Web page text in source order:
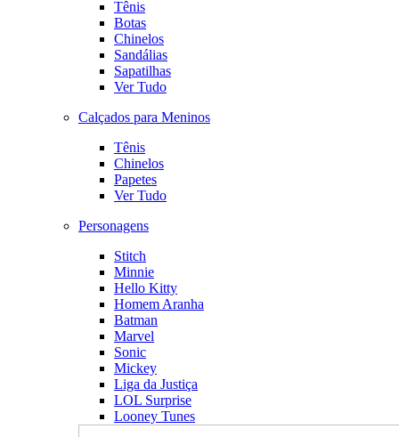
Tênis
Botas
Chinelos
Sandálias
Sapatilhas
Ver Tudo
Calçados para Meninos
Tênis
Chinelos
Papetes
Ver Tudo
Personagens
Stitch
Minnie
Hello Kitty
Homem Aranha
Batman
Marvel
Sonic
Mickey
Liga da Justiça
LOL Surprise
Looney Tunes